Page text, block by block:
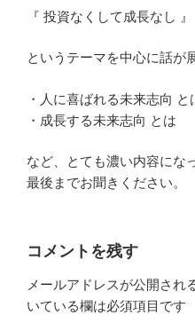
『 投資なくして成長なし 』
というテーマを中心に話が
・人に喜ばれる未来志向 と
・成長する未来志向 とは
など、とても濃い内容にな
最後までお聞きください。
コメントを残す
メールアドレスが公開され
いている欄は必須項目です